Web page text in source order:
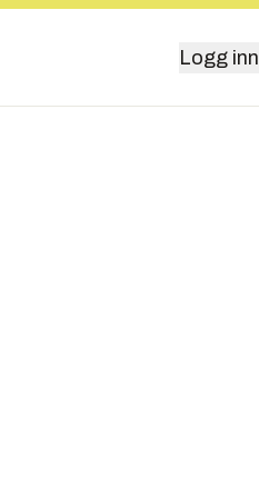
Logg inn